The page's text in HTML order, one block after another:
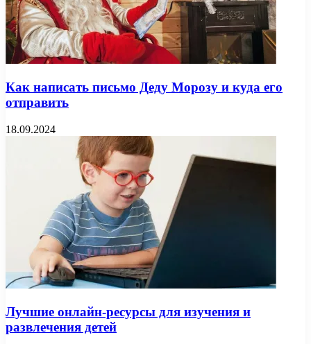
Как написать письмо Деду Морозу и куда его
отправить
18.09.2024
Лучшие онлайн-ресурсы для изучения и
развлечения детей